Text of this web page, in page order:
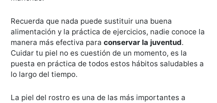
Recuerda que nada puede sustituir una buena
alimentación y la práctica de ejercicios, nadie conoce la
manera más efectiva paraconservar la juventud.
Cuidar tu piel no es cuestión de un momento, es la
puesta en práctica de todos estos hábitos saludables a
lo largo del tiempo.
La piel del rostro es una de las más importantes a